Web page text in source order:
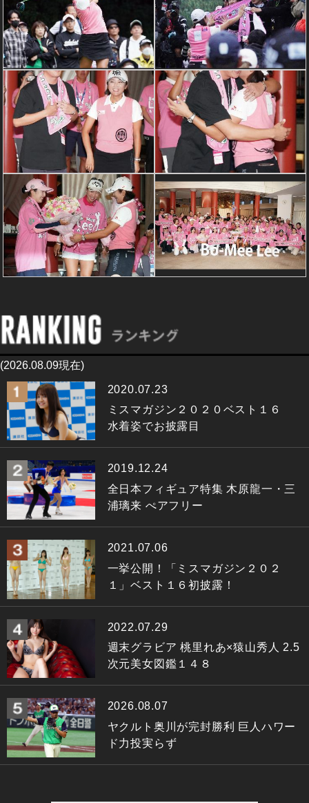
(2026.08.09現在)
2020.07.23
ミスマガジン２０２０ベスト１６
水着姿でお披露目
2019.12.24
全日本フィギュア特集 木原龍一・三
浦璃来 ぺアフリー
2021.07.06
一挙公開！「ミスマガジン２０２
１」ベスト１６初披露！
2022.07.29
週末グラビア 桃里れあ×猿山秀人 2.5
次元美女図鑑１４８
2026.08.07
ヤクルト奥川が完封勝利 巨人ハワー
ド力投実らず